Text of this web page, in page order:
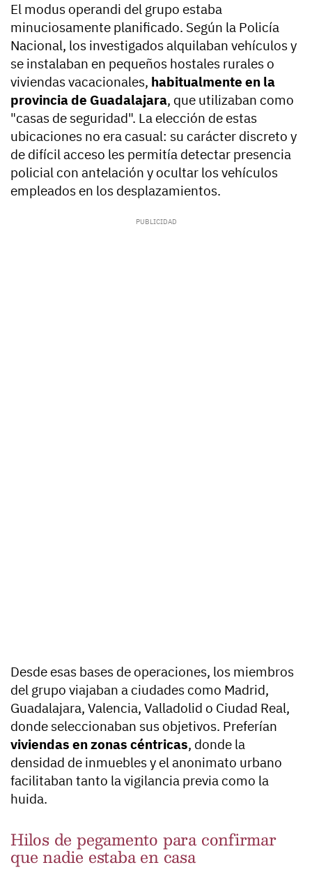
El modus operandi del grupo estaba
minuciosamente planificado. Según la Policía
Nacional, los investigados alquilaban vehículos y
se instalaban en pequeños hostales rurales o
viviendas vacacionales, habitualmente en la
provincia de Guadalajara, que utilizaban como
"casas de seguridad". La elección de estas
ubicaciones no era casual: su carácter discreto y
de difícil acceso les permitía detectar presencia
policial con antelación y ocultar los vehículos
empleados en los desplazamientos.
Desde esas bases de operaciones, los miembros
del grupo viajaban a ciudades como Madrid,
Guadalajara, Valencia, Valladolid o Ciudad Real,
donde seleccionaban sus objetivos. Preferían
viviendas en zonas céntricas, donde la
densidad de inmuebles y el anonimato urbano
facilitaban tanto la vigilancia previa como la
huida.
Hilos de pegamento para confirmar
que nadie estaba en casa